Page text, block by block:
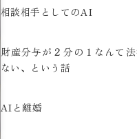
相談相手としてのAI
財産分与が２分の１なんて
ない、という話
AIと離婚